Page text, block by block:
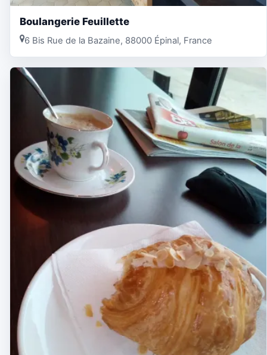
Boulangerie Feuillette
6 Bis Rue de la Bazaine, 88000 Épinal, France